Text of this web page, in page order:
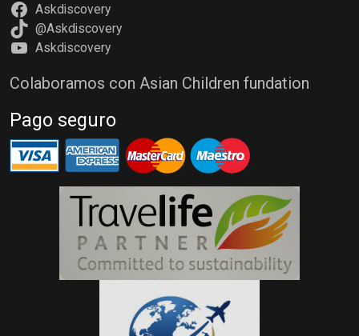
Askdiscovery
@Askdiscovery
Askdiscovery
Colaboramos con Asian Children fundation
Pago seguro